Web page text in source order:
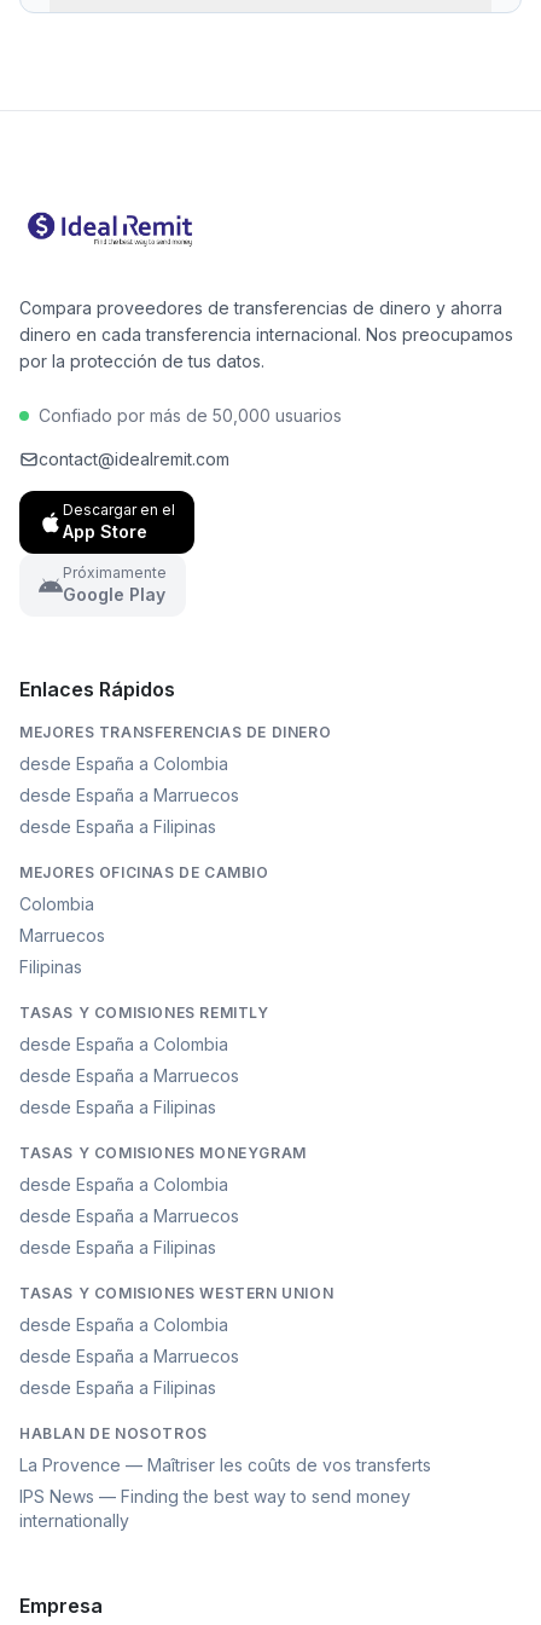
suele realizarse una sola vez al crear la cuenta.
Compara proveedores de transferencias de dinero y ahorra
dinero en cada transferencia internacional. Nos preocupamos
por la protección de tus datos.
Confiado por más de 50,000 usuarios
contact@idealremit.com
Descargar en el
App Store
Próximamente
Google Play
Enlaces Rápidos
MEJORES TRANSFERENCIAS DE DINERO
desde España a Colombia
desde España a Marruecos
desde España a Filipinas
MEJORES OFICINAS DE CAMBIO
Colombia
Marruecos
Filipinas
TASAS Y COMISIONES REMITLY
desde España a Colombia
desde España a Marruecos
desde España a Filipinas
TASAS Y COMISIONES MONEYGRAM
desde España a Colombia
desde España a Marruecos
desde España a Filipinas
TASAS Y COMISIONES WESTERN UNION
desde España a Colombia
desde España a Marruecos
desde España a Filipinas
HABLAN DE NOSOTROS
La Provence — Maîtriser les coûts de vos transferts
IPS News — Finding the best way to send money
internationally
Empresa